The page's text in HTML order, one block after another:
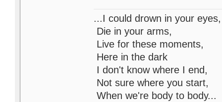
...I could drown in your eyes,
Die in your arms,
Live for these moments,
Here in the dark
I don't know where I end,
Not sure where you start,
When we're body to body...